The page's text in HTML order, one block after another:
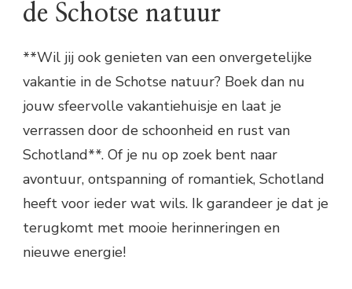
de Schotse natuur
**Wil jij ook genieten van een onvergetelijke
vakantie in de Schotse natuur? Boek dan nu
jouw sfeervolle vakantiehuisje en laat je
verrassen door de schoonheid en rust van
Schotland**. Of je nu op zoek bent naar
avontuur, ontspanning of romantiek, Schotland
heeft voor ieder wat wils. Ik garandeer je dat je
terugkomt met mooie herinneringen en
nieuwe energie!